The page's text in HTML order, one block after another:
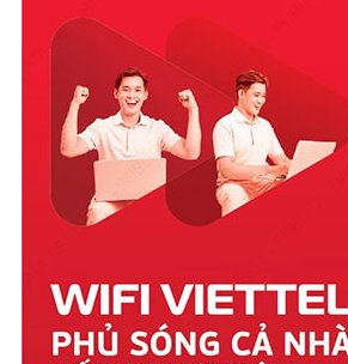
Quảng Ngãi
Quảng Ninh
Quảng Trị
Sóc Trăng
Sơn La
Tây Ninh
Thái Bình
Thái Nguyên
Thừa Thiên Huế
Tiền Giang
Trà Vinh